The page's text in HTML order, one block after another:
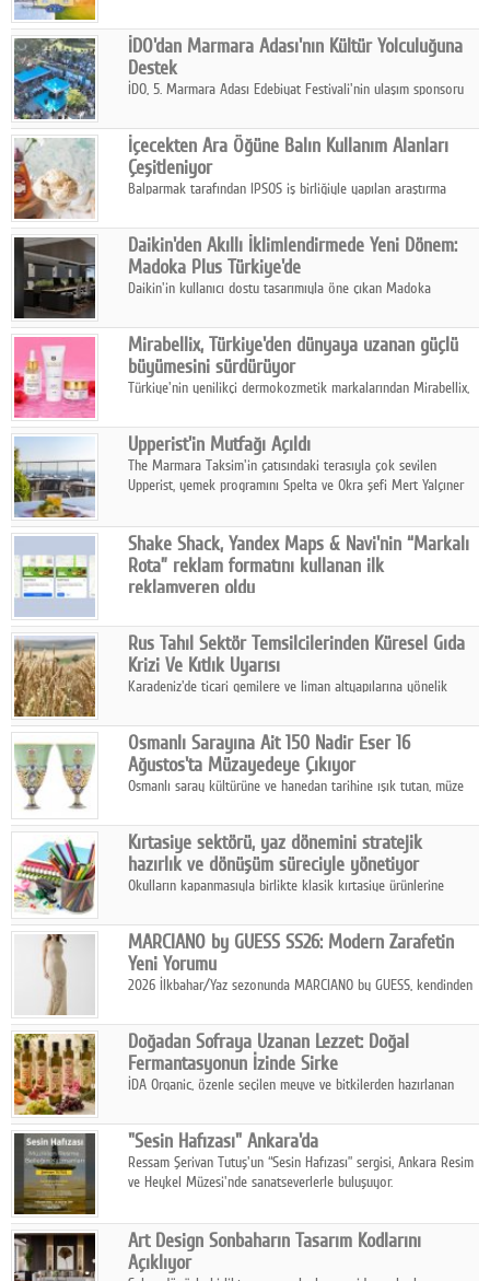
ve sürdürülebilir çözümler sunuyor.
İDO'dan Marmara Adası'nın Kültür Yolculuğuna
Destek
İDO, 5. Marmara Adası Edebiyat Festivali'nin ulaşım sponsoru
ettiriyor.
İçecekten Ara Öğüne Balın Kullanım Alanları
Çeşitleniyor
Balparmak tarafından IPSOS iş birliğiyle yapılan araştırma
ıhlamur gibi içeceklerde tercih ettiğini ortaya koyuyor.
Daikin'den Akıllı İklimlendirmede Yeni Dönem:
Madoka Plus Türkiye'de
Daikin'in kullanıcı dostu tasarımıyla öne çıkan Madoka
kontrol ünitesi Madoka Plus Türkiye'de satışa sunuldu.
Mirabellix, Türkiye'den dünyaya uzanan güçlü
büyümesini sürdürüyor
Türkiye'nin yenilikçi dermokozmetik markalarından Mirabellix,
ürünleriyle hem yurt içinde hem de uluslararası pazarlarda
büyümesini sürdürüyor.
Upperist'in Mutfağı Açıldı
The Marmara Taksim'in çatısındaki terasıyla çok sevilen
Upperist, yemek programını Spelta ve Okra şefi Mert Yalçıner
Shake Shack, Yandex Maps & Navi'nin “Markalı
Rota” reklam formatını kullanan ilk
reklamveren oldu
artırmak amacıyla Cereyan Medya ve Yandex Ads iş birliğiyle
Yandex Maps & Navi'nin yeni "Markalı Rota" reklam formatını
kullanan ilk marka oldu.
Rus Tahıl Sektör Temsilcilerinden Küresel Gıda
Krizi Ve Kıtlık Uyarısı
Karadeniz'de ticari gemilere ve liman altyapılarına yönelik
geçirdi.
Osmanlı Sarayına Ait 150 Nadir Eser 16
Ağustos'ta Müzayedeye Çıkıyor
Osmanlı saray kültürüne ve hanedan tarihine ışık tutan, müze
Ağustos'ta Arthill Müzecilik'in düzenleyeceği özel müzayedede
koleksiyonerlerle buluşuyor
Kırtasiye sektörü, yaz dönemini stratejik
hazırlık ve dönüşüm süreciyle yönetiyor
Okulların kapanmasıyla birlikte klasik kırtasiye ürünlerine
sanat ve eğitici aktivite ürünleriyle dinamik bir biçimde
geçiriyor.
MARCIANO by GUESS SS26: Modern Zarafetin
Yeni Yorumu
2026 İlkbahar/Yaz sezonunda MARCIANO by GUESS, kendinden
Doğadan Sofraya Uzanan Lezzet: Doğal
Fermantasyonun İzinde Sirke
İDA Organic, özenle seçilen meyve ve bitkilerden hazırlanan
sofralarına taşıyor.
"Sesin Hafızası" Ankara'da
Ressam Şerivan Tutuş'un “Sesin Hafızası” sergisi, Ankara Resim
ve Heykel Müzesi'nde sanatseverlerle buluşuyor.
Art Design Sonbaharın Tasarım Kodlarını
Açıklıyor